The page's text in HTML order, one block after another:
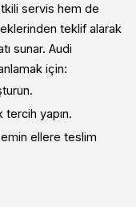
servis hem de
teklif alarak
sunar. Audi
için:
tercih yapın.
emin ellere teslim